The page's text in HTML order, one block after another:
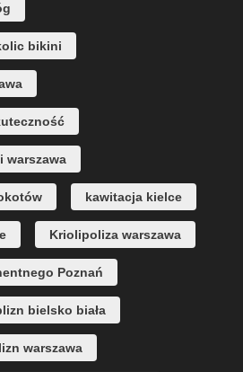
bikini
warszawa
kawitacja kielce
Kriolipoliza warszawa
Poznań
bielsko biała
warszawa